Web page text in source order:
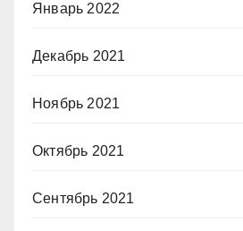
Январь 2022
Декабрь 2021
Ноябрь 2021
Октябрь 2021
Сентябрь 2021